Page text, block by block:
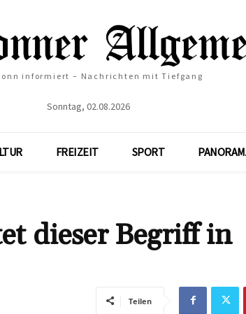
informiert – Nachrichten mit Tiefgang
Sonntag, 02.08.2026
FREIZEIT SPORT
dieser Begriff in
Teilen